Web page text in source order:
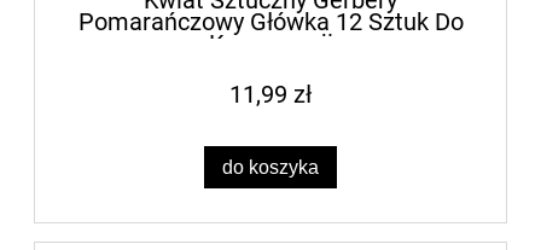
Pomarańczowy Główka 12 Sztuk Do
Kompozycji
11,99 zł
do koszyka